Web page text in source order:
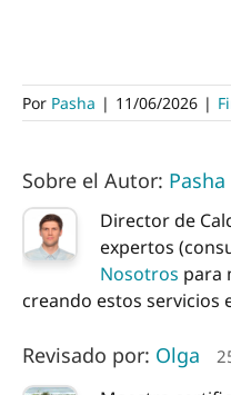
Por Pasha | 11/06/2026 |
Sobre el Autor: Pasha
Director de
expertos
Nosotros para
creando estos servicios
Revisado por: Olga